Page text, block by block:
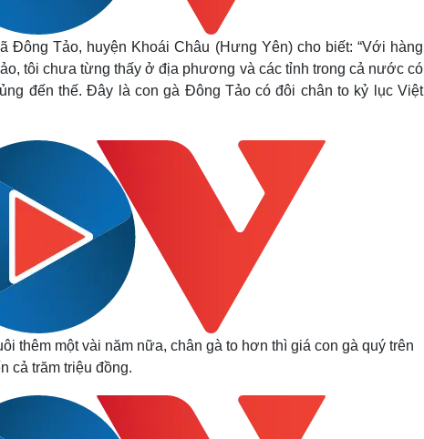
Tảo, huyện Khoái Châu (Hưng Yên) cho biết: “Với hàng
tôi chưa từng thấy ở địa phương và các tỉnh trong cả nước có
đến thế. Đây là con gà Đông Tảo có đôi chân to kỷ lục Việt
thêm một vài năm nữa, chân gà to hơn thì giá con gà quý trên
cả trăm triệu đồng.